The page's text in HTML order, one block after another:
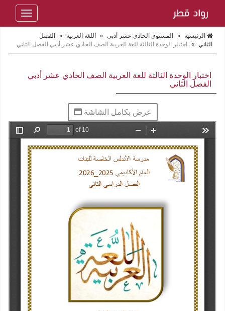
Toggle
الرئيسية » المستوى الحادي عشر أدبي » اللغة العربية »
الفصل
الثاني » اختبار الوحدة الثالثة للغة العربية الصف الحادي عشر أدبي الفصل الثاني
اختبار الوحدة الثالثة للغة العربية الصف الحادي عشر أدبي
الفصل الثاني
عرض بكامل الشاشة